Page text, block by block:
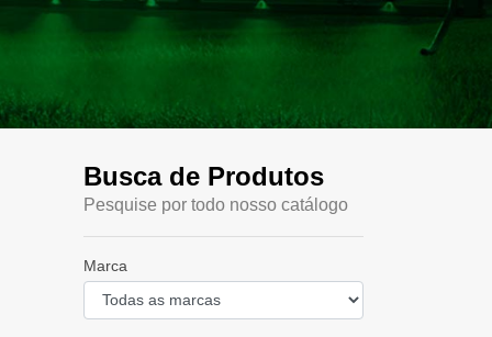
Busca de Produtos
Pesquise por todo nosso catálogo
Marca